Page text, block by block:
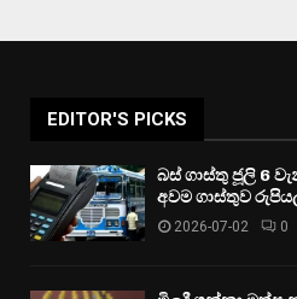
EDITOR'S PICKS
බස් ගාස්තු ජූලි 6
අවම ගාස්තුව
2026-07-02 0